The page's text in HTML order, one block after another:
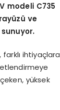
modeli C735
ve
farklı ihtiyaçlara
yüksek